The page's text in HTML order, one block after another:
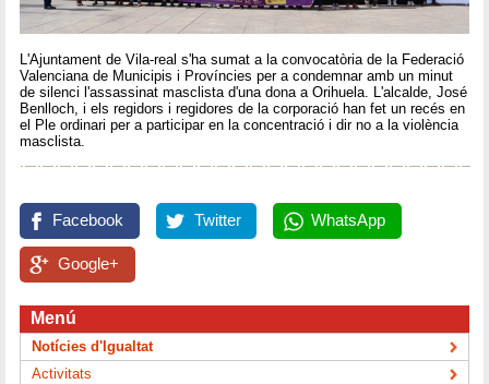
L'Ajuntament de Vila-real s'ha sumat a la convocatòria de la Federació
Valenciana de Municipis i Províncies per a condemnar amb un minut
de silenci l'assassinat masclista d'una dona a Orihuela. L'alcalde, José
Benlloch, i els regidors i regidores de la corporació han fet un recés en
el Ple ordinari per a participar en la concentració i dir no a la violència
masclista.
Facebook Twitter WhatsApp
Google+
Menú
Notícies d'Igualtat
Activitats